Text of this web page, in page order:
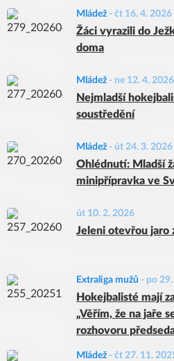
Mládež - čt 16. 4. 2026
Žáci vyrazili do
doma
Mládež - ne 12. 4. 2026
Nejmladší
soustředění
Mládež - út 24. 3. 2026
Ohlédnutí: Mladší
minipřípravka ve
út 10. 2. 2026
Jeleni otevřou jaro
Extraliga mužů - po
Hokejbalisté mají
„Věřím, že na jaře
rozhovoru
Mládež - čt 27. 11.